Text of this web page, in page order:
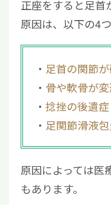
ぜ？
4正座による足首
をご検討ください
正座をすると足首
原因は、以下の4つ
足首の関節
骨や軟骨が
捻挫の後遺症
足関節滑液
原因によっては医
もあります。